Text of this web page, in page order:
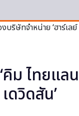
คิม ไทยแล
ดวิดสัน’